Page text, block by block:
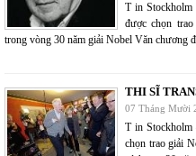
T in Stockholm
được chọn
trong vòng 30 năm giải Nobel Văn chương
THI SĨ
07 Tháng Mười
T in Stockholm
chọn trao giải